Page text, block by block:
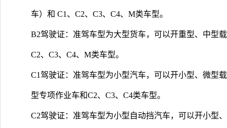
车）和 C1、C2、C3、C4、M类车型。
B2驾驶证：准驾车型为大型货车，可以开重型、中型
C2、C3、C4、M类车型。
C1驾驶证：准驾车型为小型汽车，可以开小型、微型
型专项作业车和C2、C3、C4类车型。
C2驾驶证：准驾车型为小型自动挡汽车，可以开小型